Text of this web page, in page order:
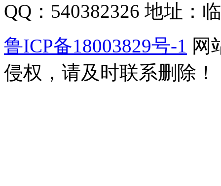
QQ：540382326 地址：
鲁ICP备18003829号-1 网
侵权，请及时联系删除！